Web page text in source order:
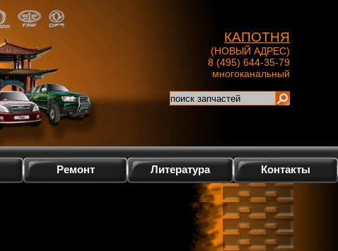
КАПОТНЯ
(НОВЫЙ АДРЕС)
8 (495) 644-35-79
многоканальный
Ремонт Литература Контакты